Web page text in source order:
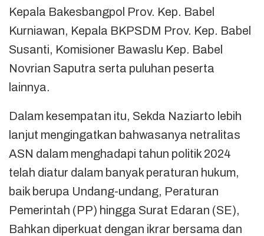
Kepala Bakesbangpol Prov. Kep. Babel
Kurniawan, Kepala BKPSDM Prov. Kep. Babel
Susanti, Komisioner Bawaslu Kep. Babel
Novrian Saputra serta puluhan peserta
lainnya.
Dalam kesempatan itu, Sekda Naziarto lebih
lanjut mengingatkan bahwasanya netralitas
ASN dalam menghadapi tahun politik 2024
telah diatur dalam banyak peraturan hukum,
baik berupa Undang-undang, Peraturan
Pemerintah (PP) hingga Surat Edaran (SE),
Bahkan diperkuat dengan ikrar bersama dan